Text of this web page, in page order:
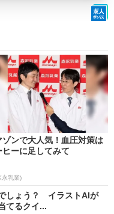
ゾンで大人気！血圧対策は
ヒーに足してみて
永乳業)
しょう？ イラストAIが
てるクイ...